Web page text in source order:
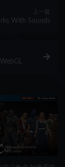
上一篇
With Sounds